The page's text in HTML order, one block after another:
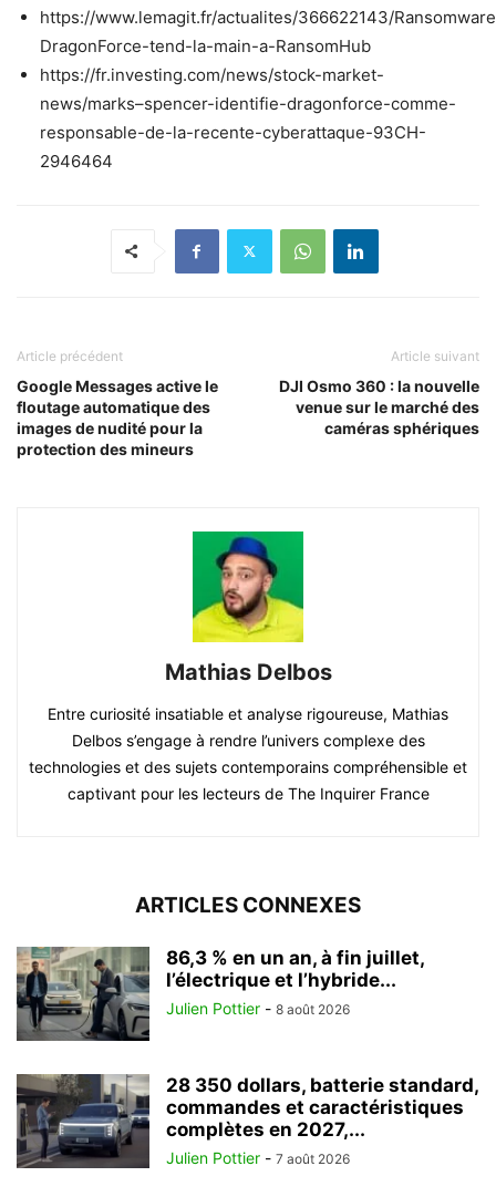
https://www.lemagit.fr/actualites/366622143/
DragonForce-tend-la-main-a-RansomHub
https://fr.investing.com/news/stock-market-
news/marks–spencer-identifie-dragonforce-comme-
responsable-de-la-recente-cyberattaque-93CH-
2946464
Article précédent
Google Messages active le
floutage automatique des
images de nudité pour la
protection des mineurs
Article suivant
DJI Osmo 360 : la nouvelle
venue sur le marché des
caméras sphériques
Mathias Delbos
Entre curiosité insatiable et analyse rigoureuse, Mathias
Delbos s’engage à rendre l’univers complexe des
technologies et des sujets contemporains compréhensible et
captivant pour les lecteurs de The Inquirer France
ARTICLES CONNEXES
86,3 % en un an, à fin juillet,
l’électrique et l’hybride...
Julien Pottier - 8 août 2026
28 350 dollars, batterie standard,
commandes et caractéristiques
complètes en 2027,...
Julien Pottier - 7 août 2026